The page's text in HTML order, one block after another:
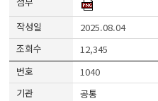
2025.08.04
12,345
1040
공통